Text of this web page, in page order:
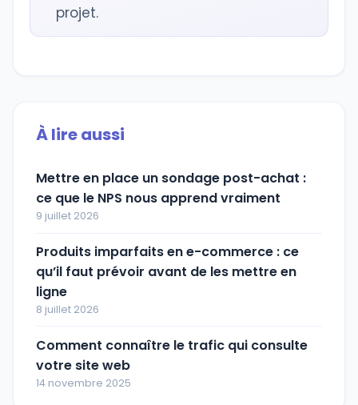
projet.
À lire aussi
Mettre en place un sondage post-achat :
ce que le NPS nous apprend vraiment
9 juillet 2026
Produits imparfaits en e-commerce : ce
qu’il faut prévoir avant de les mettre en
ligne
8 juillet 2026
Comment connaître le trafic qui consulte
votre site web
14 novembre 2025